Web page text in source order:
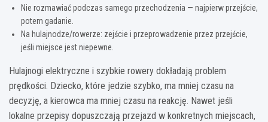
Nie rozmawiać podczas samego przechodzenia — najpierw przejście,
potem gadanie.
Na hulajnodze/rowerze: zejście i przeprowadzenie przez przejście,
jeśli miejsce jest niepewne.
Hulajnogi elektryczne i szybkie rowery dokładają problem
prędkości. Dziecko, które jedzie szybko, ma mniej czasu na
decyzję, a kierowca ma mniej czasu na reakcję. Nawet jeśli
lokalne przepisy dopuszczają przejazd w konkretnych miejscach,